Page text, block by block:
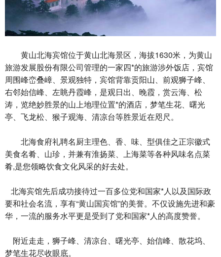
黄山北海宾馆位于黄山北海景区，海拔1630米，为黄山
旅游发展股份有限公司管理的一家四*的旅游涉外饭店，宾馆
周围峰峦叠嶂、景观独特，宾馆背靠贡阳山、前观狮子峰、
右邻始信峰、左眺丹霞峰，是观日出、晚霞，赏云海、松
涛，览绝妙胜景的山上地理位置*的酒店，梦笔生花、曙光
亭、飞龙松、猴子观海、清凉台等胜景近在咫尺。
北海食府礼聘名厨主理色、香、味、型俱佳之正宗徽式
美食名肴、山珍，并兼有淮扬菜、上海菜等各种风味名点菜
肴,是您领略饮食文化风采的好去处。
北海宾馆先后成功接待过一百多位党和国家*人以及国际政
要和社会名流，享有“黄山国宾馆”的美誉。不仅设施先进和豪
华，一流的服务水平更是受到了党和国家*人的高度赞誉。
附近走走，狮子峰、清凉台、曙光亭、始信峰、散花坞、
梦笔生花尽收眼底。